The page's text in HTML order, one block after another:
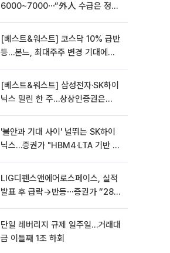
6000~7000⋯“外人 수급은 정책
[베스트&워스트] 코스닥 10% 급반
등…본느, 최대주주 변경 기대에
[베스트&워스트] 삼성전자·SK하이
닉스 밀린 한 주…상상인증권은
'불안과 기대 사이' 널뛰는 SK하이
닉스…증권가 "HBM4·LTA 기반 펀
LIG디펜스앤에어로스페이스, 실적
발표 후 급락→반등⋯증권가 “28년
단일 레버리지 규제 일주일…거래대
금 이틀째 1조 하회